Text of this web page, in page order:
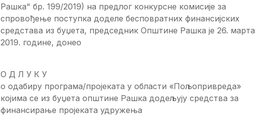
Рашка" бр. 199/2019) на предлог конкурсне комисије за
спровођење поступка доделе бесповратних финансијских
средстава из буџета, председник Општине Рашка је 26. марта
2019. године, донео
О Д Л У К У
о одабиру програма/пројеката у области «Пољопривреда»
којима се из буџета општине Рашка додељују средства за
финансирање пројеката удружења